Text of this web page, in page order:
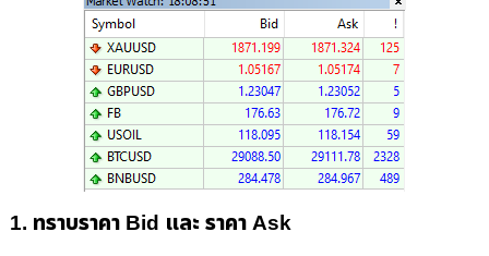
1. ทราบราคา Bid และ ราคา Ask